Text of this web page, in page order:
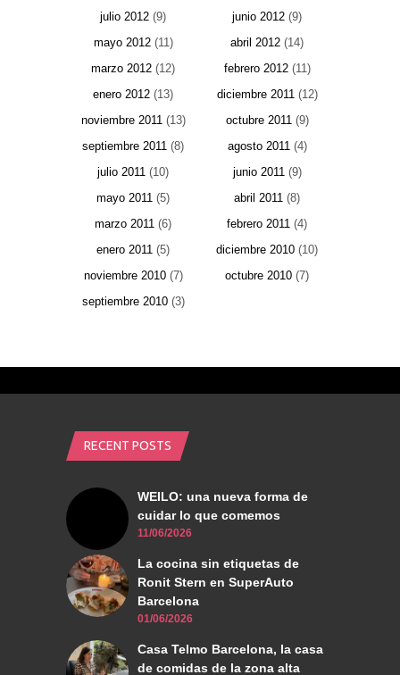
julio 2012 (9) junio 2012 (9)
mayo 2012(11) abril 2012 (14)
marzo 2012 (12) febrero 2012(11)
enero 2012 (13) diciembre 2011(12)
noviembre 2011(13) octubre 2011(9)
septiembre 2011 (8) agosto 2011(4)
julio 2011 (10) junio 2011(9)
mayo 2011 (5) abril 2011 (8)
marzo 2011 (6) febrero 2011 (4)
enero 2011 (5) diciembre 2010 (10)
noviembre 2010(7) octubre 2010 (7)
septiembre 2010(3)
RECENT POSTS
WEILO: una nueva forma de
cuidar lo que comemos
11/06/2026
La cocina sin etiquetas de
Ronit Stern en SuperAuto
Barcelona
01/06/2026
Casa Telmo Barcelona, la casa
de comidas de la zona alta